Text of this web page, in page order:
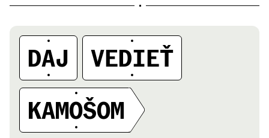
DAJ
VEDIEŤ
KAMOŠOM A